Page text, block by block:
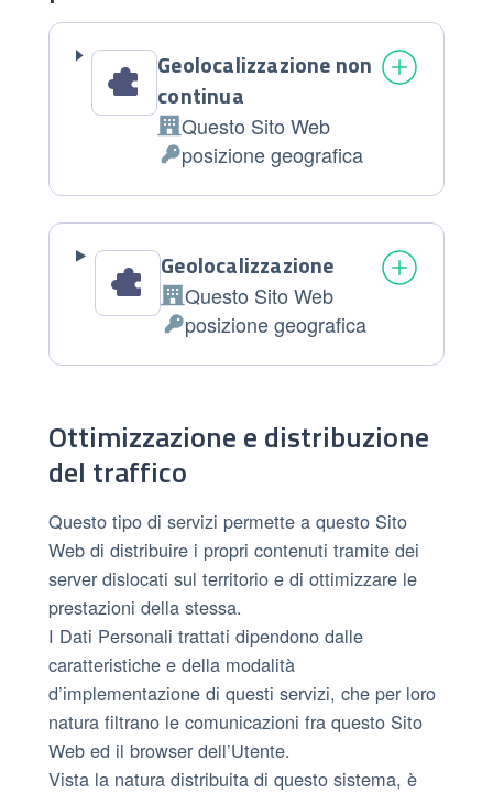
Geolocalizzazione non
continua
Azienda:
Questo Sito Web
Dati Personali trattati:
posizione geografica
Geolocalizzazione
Azienda:
Questo Sito Web
Dati Personali trattati:
posizione geografica
Ottimizzazione e distribuzione
del traffico
Questo tipo di servizi permette a questo Sito
Web di distribuire i propri contenuti tramite dei
server dislocati sul territorio e di ottimizzare le
prestazioni della stessa.
I Dati Personali trattati dipendono dalle
caratteristiche e della modalità
d’implementazione di questi servizi, che per loro
natura filtrano le comunicazioni fra questo Sito
Web ed il browser dell’Utente.
Vista la natura distribuita di questo sistema, è